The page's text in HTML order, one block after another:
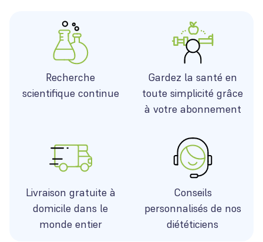
Recherche
scientifique continue
Gardez la santé en
toute simplicité grâce
à votre abonnement
Livraison gratuite à
domicile dans le
monde entier
Conseils
personnalisés de nos
diététiciens